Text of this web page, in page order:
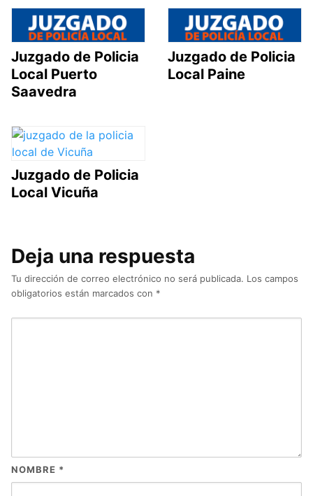
Juzgado de Policia
Local Puerto
Saavedra
Juzgado de Policia
Local Paine
Juzgado de Policia
Local Vicuña
Deja una respuesta
Tu dirección de correo electrónico no será publicada. Los campos
obligatorios están marcados con *
NOMBRE *